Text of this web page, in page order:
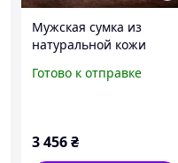
Мужская сумка из
натуральной кожи
240х240 мм - сумка-
Готово к отправке
3 456 ₴